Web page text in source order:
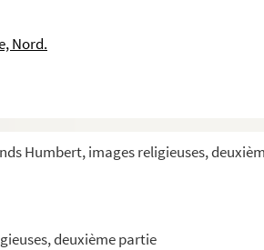
Nord.
Humbert, images religieuses,
deuxième partie